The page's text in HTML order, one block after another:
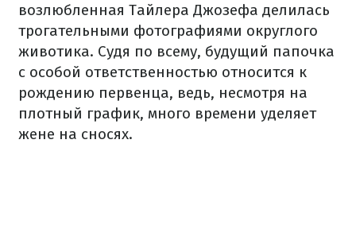
возлюбленная Тайлера Джозефа делилась
трогательными фотографиями округлого
животика. Судя по всему, будущий папочка
с особой ответственностью относится к
рождению первенца, ведь, несмотря на
плотный график, много времени уделяет
жене на сносях.